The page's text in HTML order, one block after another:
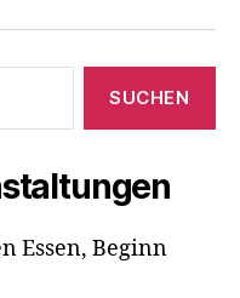
Essen, Beginn